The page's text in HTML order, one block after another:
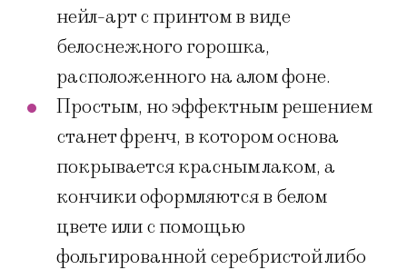
нейл-арт с принтом в виде
белоснежного горошка,
расположенного на алом фоне.
Простым, но эффектным решением
станет френч, в котором основа
покрывается красным лаком, а
кончики оформляются в белом
цвете или с помощью
фольгированной серебристой либо